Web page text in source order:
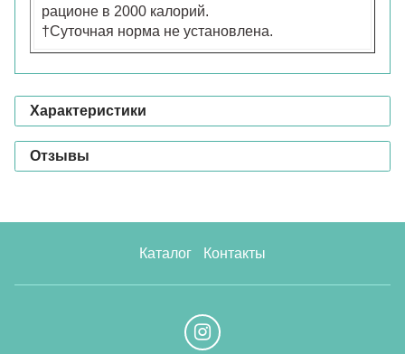
рационе в 2000 калорий.
†Суточная норма не установлена.
Характеристики
Отзывы
Каталог Контакты